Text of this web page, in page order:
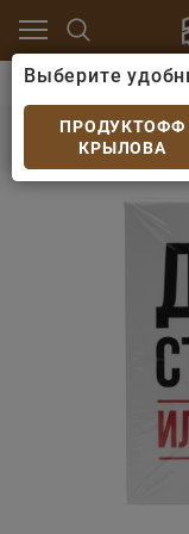
Игрушки
Игра для
Выберите
ПРОДУКТОФФ
КРЫЛОВА